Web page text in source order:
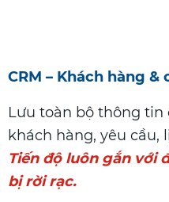
CRM – Khách hàng
Lưu toàn bộ thông tin
khách hàng, yêu cầu,
Tiến độ luôn gắn với
bị rời rạc.